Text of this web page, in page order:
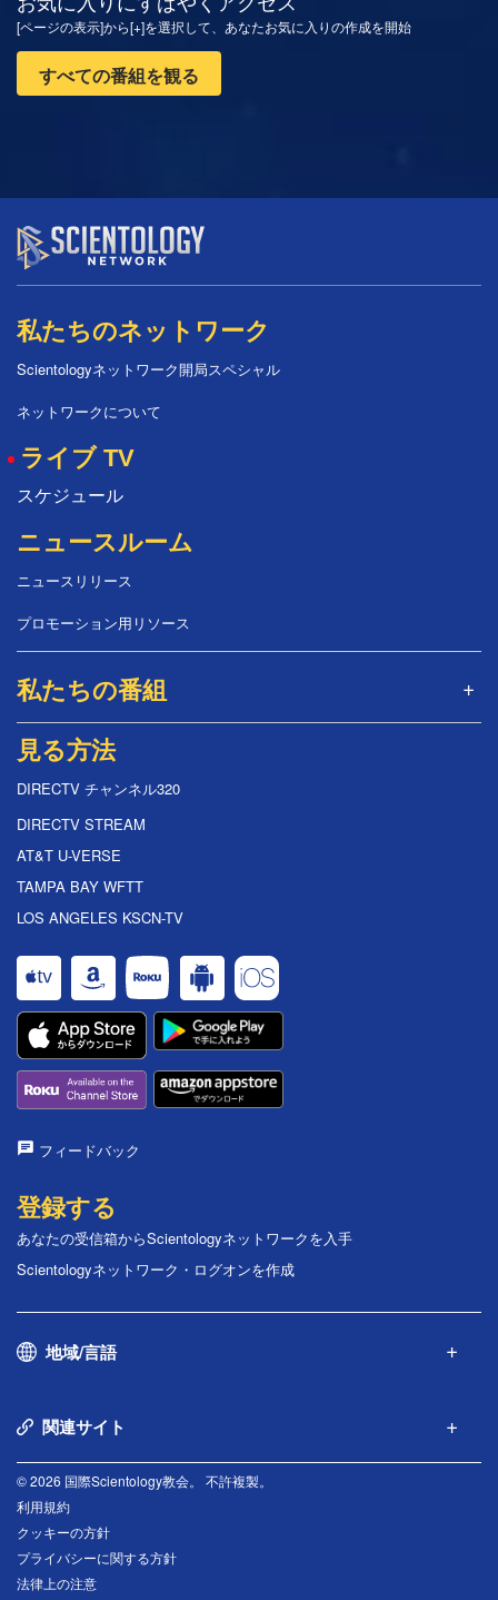
[ページの表示]から[+]を選択して、あなたお気に入りの作成を開始
すべての番組を観る
私たちのネットワーク
Scientologyネットワーク開局スペシャル
ネットワークについて
ライブ TV
スケジュール
ニュースルーム
ニュースリリース
プロモーション用リソース
私たちの番組
見る方法
DIRECTV チャンネル320
DIRECTV STREAM
AT&T U-VERSE
TAMPA BAY WFTT
LOS ANGELES KSCN-TV
フィードバック
登録する
あなたの受信箱からScientologyネットワークを入手
Scientologyネットワーク・ログオンを作成
地域/言語
関連サイト
© 2026 国際Scientology教会。 不許複製。
利用規約
クッキーの方針
プライバシーに関する方針
法律上の注意